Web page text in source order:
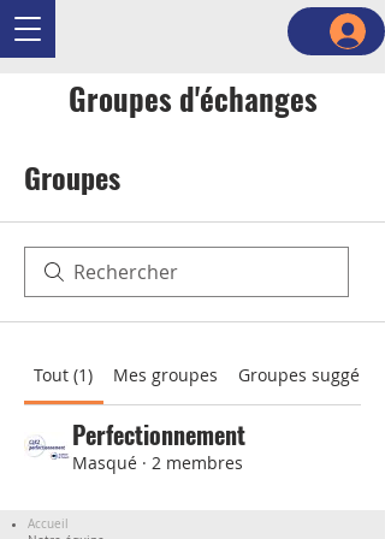
Groupes d'échanges
Groupes
Tout (1) Mes groupes Groupes suggérés
Perfectionnement
Masqué · 2 membres
Accueil